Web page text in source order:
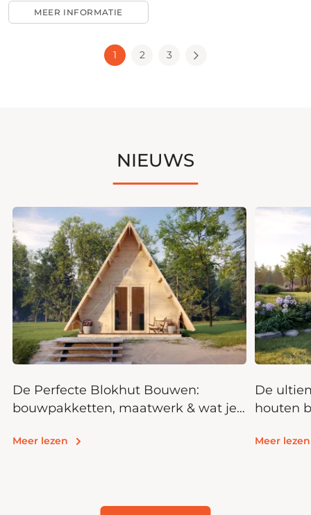
MEER INFORMATIE
1 2 3
NIEUWS
De Perfecte Blokhut Bouwen:
bouwpakketten, maatwerk & wat je
Meer lezen
De
houten
Meer lezen